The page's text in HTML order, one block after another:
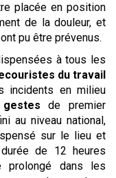
placée en position
de la douleur, et
pu être prévenus.
à tous les
du travail
incidents en milieu
gestes de premier
au niveau national,
sur le lieu et
durée de 12 heures
prolongé dans les